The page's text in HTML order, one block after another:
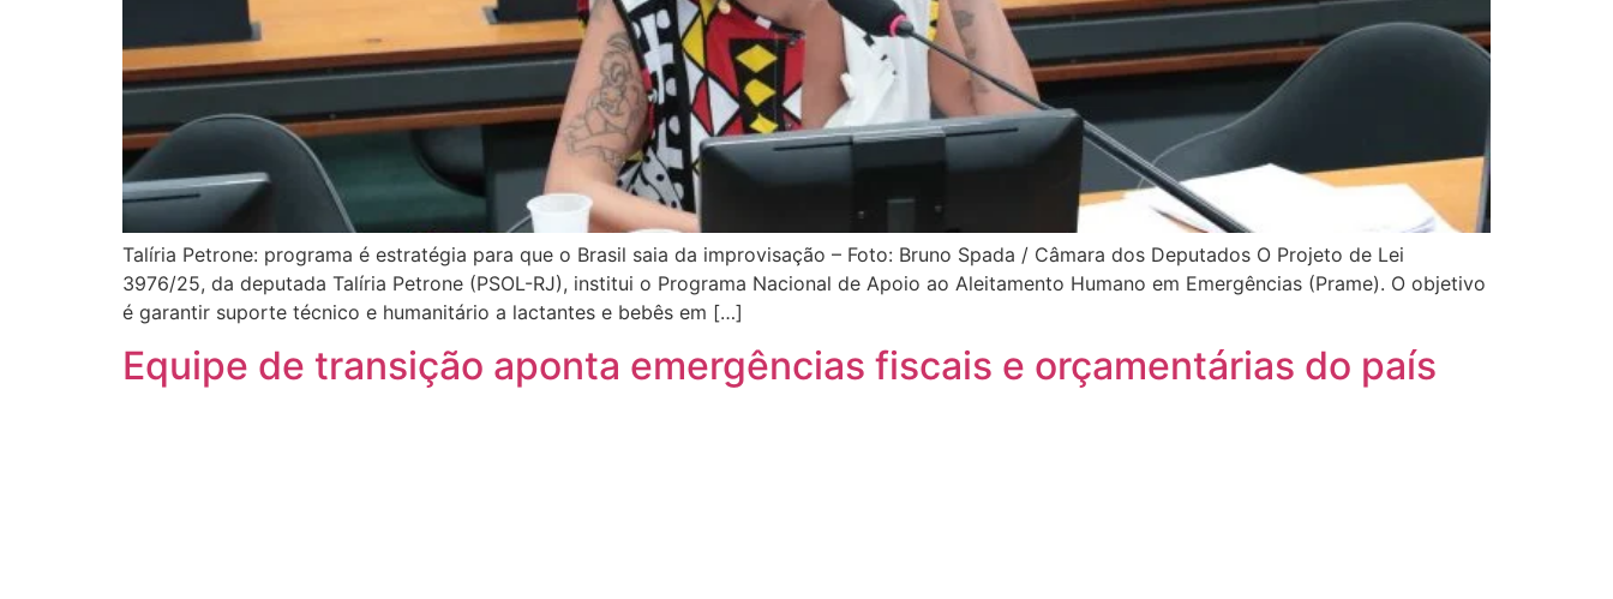
Talíria Petrone: programa é estratégia para que o Brasil saia da improvisação – Foto: Bruno Spada / Câmara dos Deputados O Projeto de Lei
3976/25, da deputada Talíria Petrone (PSOL-RJ), institui o Programa Nacional de Apoio ao Aleitamento Humano em Emergências (Prame). O objetivo
é garantir suporte técnico e humanitário a lactantes e bebês em […]
Equipe de transição aponta emergências fiscais e orçamentárias do país